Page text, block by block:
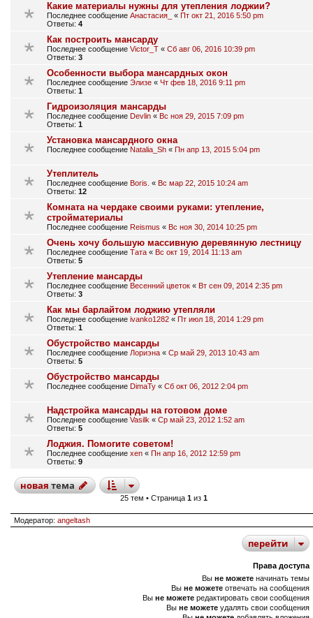
Какие материалы нужны для утепления лоджии?
Последнее сообщение Анастасия_ « Пт окт 21, 2016 5:50 pm
Ответы: 4
Как построить мансарду
Последнее сообщение Victor_T « Сб авг 06, 2016 10:39 pm
Ответы: 3
Особенности выбора мансардных окон
Последнее сообщение Элизе « Чт фев 18, 2016 9:11 pm
Ответы: 1
Гидроизоляция мансарды
Последнее сообщение Devlin « Вс ноя 29, 2015 7:09 pm
Ответы: 1
Установка мансардного окна
Последнее сообщение Natalia_Sh « Пн апр 13, 2015 5:04 pm
Утеплитель
Последнее сообщение Boris. « Вс мар 22, 2015 10:24 am
Ответы: 12
Комната на чердаке своими руками: утепление,
стройматериалы
Последнее сообщение Reismus « Вс ноя 30, 2014 10:25 pm
Очень хочу большую массивную деревянную лестницу
Последнее сообщение Тата « Вс окт 19, 2014 11:13 am
Ответы: 5
Утепление мансарды
Последнее сообщение Весенний цветок « Вт сен 09, 2014 2:35 pm
Ответы: 3
Как мы барлайтом лоджию утепляли
Последнее сообщение ivanko1282 « Пт июл 18, 2014 1:29 pm
Ответы: 1
Обустройство мансарды
Последнее сообщение Лориэна « Ср май 29, 2013 10:43 am
Ответы: 5
Обустройство мансарды
Последнее сообщение DimaTy « Сб окт 06, 2012 2:04 pm
Надстройка мансарды на готовом доме
Последнее сообщение Vasilk « Ср май 23, 2012 1:52 am
Ответы: 5
Лоджия. Помогите советом!
Последнее сообщение xen « Пн апр 16, 2012 12:59 pm
Ответы: 9
новаятема
25 тем • Страница 1из 1
Модератор: angeltash
перейти
Права доступа
Вы не можете начинать темы
Вы не можете отвечать на сообщения
Вы не можете редактировать свои сообщения
Вы не можете удалять свои сообщения